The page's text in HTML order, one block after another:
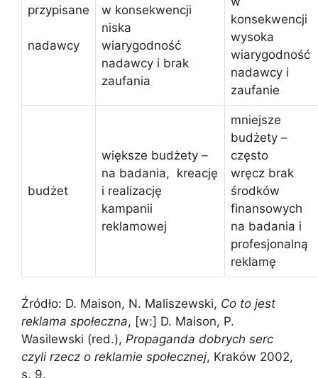
przypisane
nadawcy
w konsekwencji
niska
wiarygodność
nadawcy i brak
zaufania
konsekwencji
wysoka
wiarygodność
nadawcy i
zaufanie
budżet
większe budżety –
na badania, kreację
i realizację
kampanii
reklamowej
mniejsze
budżety –
często
wręcz brak
środków
finansowych
na badania i
profesjonalną
reklamę
Źródło: D. Maison, N. Maliszewski, Co to jest
reklama społeczna, [w:] D. Maison, P.
Wasilewski (red.), Propaganda dobrych serc
czyli rzecz o reklamie społecznej, Kraków 2002,
s. 9.